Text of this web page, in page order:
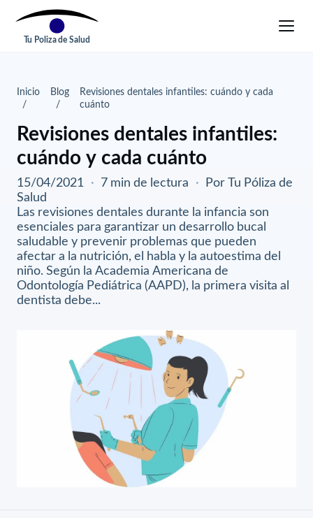
Tu Poliza de Salud
Inicio Blog
Revisiones dentales infantiles: cuándo y cada
cuánto
Revisiones dentales infantiles:
cuándo y cada cuánto
15/04/2021 · 7 min de lectura ·
Por Tu Póliza de
Salud
Las revisiones dentales durante la infancia son
esenciales para garantizar un desarrollo bucal
saludable y prevenir problemas que pueden
afectar a la nutrición, el habla y la autoestima del
niño. Según la Academia Americana de
Odontología Pediátrica (AAPD), la primera visita al
dentista debe...